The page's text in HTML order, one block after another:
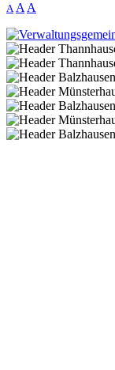
A A A